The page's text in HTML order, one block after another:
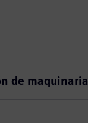
de maquinaria